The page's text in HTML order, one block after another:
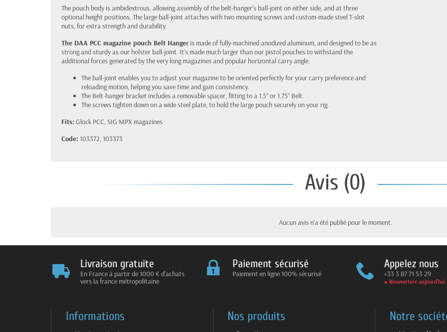
The pouch body is ambidextrous, allowing assembly of the belt-hanger’s ball-joint on either side, and at three
optional height positions. The large ball-joint attaches with two mounting screws and custom-made steel T-slot
nuts, for extra strength and durability.
The DAA PCC magazine pouch Belt Hanger is made of fully-machined anodized aluminum, and designed to be as
strong and sturdy as our holster ball-joint. It’s made much larger than our pistol pouches to withstand the
additional forces generated by the very long magazines and popular horizontal carry angle.
The ball-joint enables you to adjust your magazine to be oriented perfectly for your carry preference and
reloading motion, helping you save time and gain consistency.
The Belt-hanger bracket includes a removable spacer, fitting to a 1.5” or 1.75” Belt.
The screws tighten down on a wide steel plate, to hold the large pouch securely on your rig.
Fits: Glock PCC, SIG MPX magazines
Code: 103372, 103373
Avis (0)
Aucun avis n'a été publié pour le moment.
Livraison gratuite
En France à partir de 1000 € d'achats
vers la france métropolitaine
Paiement sécurisé
Paiement en ligne 100% sécurisé
Appelez nous
+33 3 87 71 53 29
● Réouverture aujourd’hui
Informations Nos produits Notre